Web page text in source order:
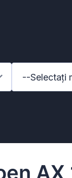
--Selectați